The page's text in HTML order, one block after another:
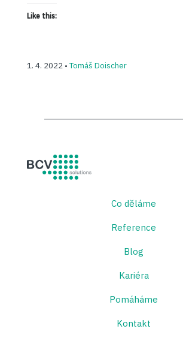
Like this:
1. 4. 2022 •Tomáš Doischer
Co děláme
Reference
Blog
Kariéra
Pomáháme
Kontakt